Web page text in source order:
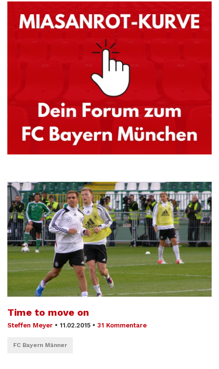
Time to move on
Steffen Meyer • 11.02.2015 • 31 Kommentare
FC Bayern Männer